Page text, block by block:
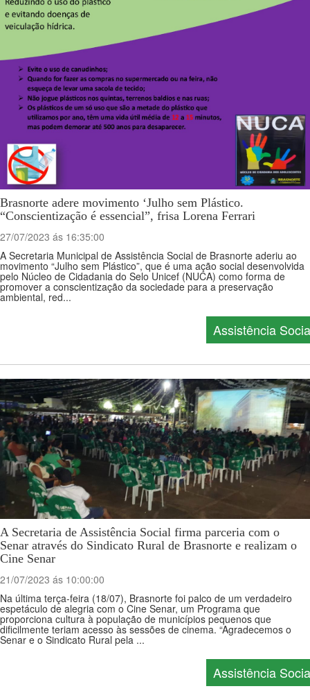
Brasnorte adere movimento ‘Julho sem Plástico.
“Conscientização é essencial”, frisa Lorena Ferrari
27/07/2023 ás 16:35:00
A Secretaria Municipal de Assistência Social de Brasnorte aderiu ao
movimento “Julho sem Plástico”, que é uma ação social desenvolvida
pelo Núcleo de Cidadania do Selo Unicef (NUCA) como forma de
promover a conscientização da sociedade para a preservação
ambiental, red...
Assistência
A Secretaria de Assistência Social firma parceria com o
Senar através do Sindicato Rural de Brasnorte e realizam o
Cine Senar
21/07/2023 ás 10:00:00
Na última terça-feira (18/07), Brasnorte foi palco de um verdadeiro
espetáculo de alegria com o Cine Senar, um Programa que
proporciona cultura à população de municípios pequenos que
dificilmente teriam acesso às sessões de cinema. “Agradecemos o
Senar e o Sindicato Rural pela ...
Assistência